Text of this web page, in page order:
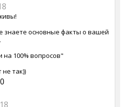
знаете основные факты о вашей
100% вопросов"
не так))
0